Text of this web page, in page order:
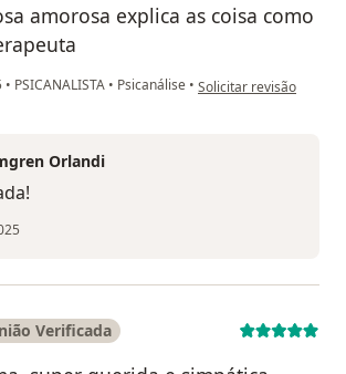
amorosa explica as coisa como
• PSICANALISTA • Psicanálise • na opinião do utilizador
Solicitar revisão
Orlandi
Verificada